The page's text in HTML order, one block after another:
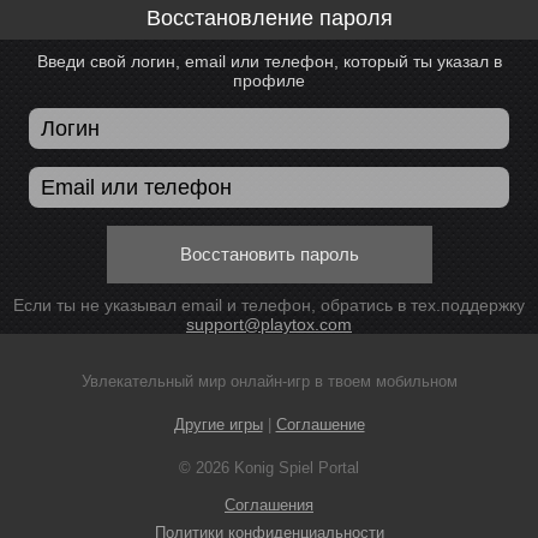
Восстановление пароля
Введи свой логин, email или телефон, который ты указал в
профиле
Восстановить пароль
Если ты не указывал email и телефон, обратись в тех.поддержку
support@playtox.com
Увлекательный мир онлайн-игр в твоем мобильном
Другие игры| Соглашение
© 2026 Konig Spiel Portal
Соглашения
Политики конфиденциальности